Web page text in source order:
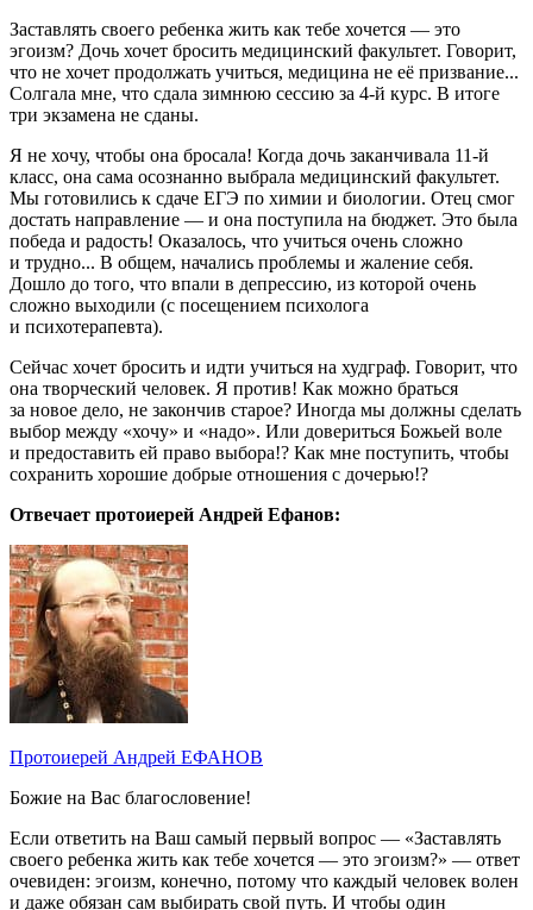
Заставлять своего ребенка жить как тебе хочется — это
эгоизм? Дочь хочет бросить медицинский факультет. Говорит,
что не хочет продолжать учиться, медицина не её призвание...
Солгала мне, что сдала зимнюю сессию за 4-й курс. В итоге
три экзамена не сданы.
Я не хочу, чтобы она бросала! Когда дочь заканчивала 11-й
класс, она сама осознанно выбрала медицинский факультет.
Мы готовились к сдаче ЕГЭ по химии и биологии. Отец смог
достать направление — и она поступила на бюджет. Это была
победа и радость! Оказалось, что учиться очень сложно
и трудно... В общем, начались проблемы и жаление себя.
Дошло до того, что впали в депрессию, из которой очень
сложно выходили (с посещением психолога
и психотерапевта).
Сейчас хочет бросить и идти учиться на худграф. Говорит, что
она творческий человек. Я против! Как можно браться
за новое дело, не закончив старое? Иногда мы должны сделать
выбор между «хочу» и «надо». Или довериться Божьей воле
и предоставить ей право выбора!? Как мне поступить, чтобы
сохранить хорошие добрые отношения с дочерью!?
Отвечает протоиерей Андрей Ефанов:
Протоиерей Андрей ЕФАНОВ
Божие на Вас благословение!
Если ответить на Ваш самый первый вопрос — «Заставлять
своего ребенка жить как тебе хочется — это эгоизм?» — ответ
очевиден: эгоизм, конечно, потому что каждый человек волен
и даже обязан сам выбирать свой путь. И чтобы один